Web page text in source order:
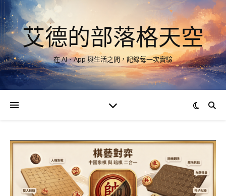
艾德的部落格天空
在 AI、App 與生活之間，記錄每一次實驗